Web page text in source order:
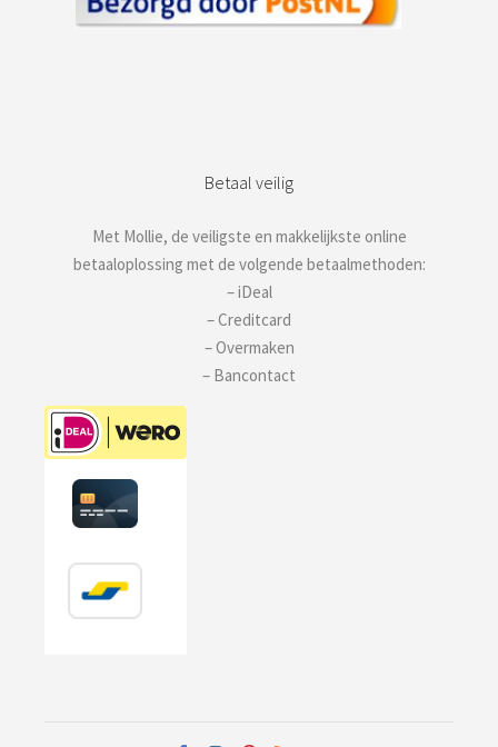
Betaal veilig
Met Mollie, de veiligste en makkelijkste online
betaaloplossing met de volgende betaalmethoden:
– iDeal
– Creditcard
– Overmaken
– Bancontact